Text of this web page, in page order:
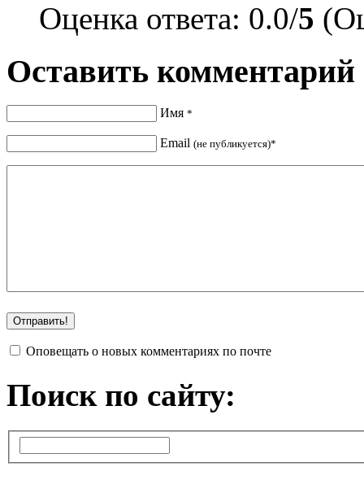
Оценка ответа: 0.0/5
Оставить комментарий
Имя *
Email (не публикуется)*
Оповещать о новых комментариях по почте
Поиск по сайту: